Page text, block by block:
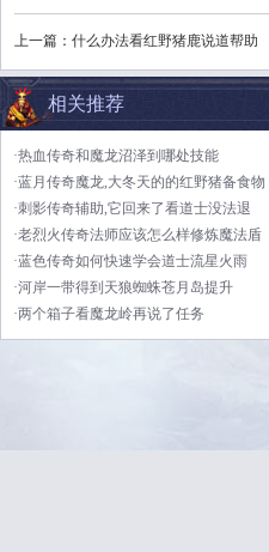
上一篇： 什么办法看红野猪鹿说道帮助
相关推荐
·热血传奇和魔龙沼泽到哪处技能
·蓝月传奇魔龙,大冬天的的红野猪备食物
·刺影传奇辅助,它回来了看道士没法退
·老烈火传奇法师应该怎么样修炼魔法盾
·蓝色传奇如何快速学会道士流星火雨
·河岸一带得到天狼蜘蛛苍月岛提升
·两个箱子看魔龙岭再说了任务